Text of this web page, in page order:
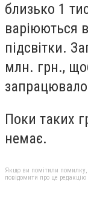
близько 1
варіюються
підсвітки.
млн. грн.,
Поки таких
немає.
Якщо ви помітили помилку,
повідомити про це редакцію